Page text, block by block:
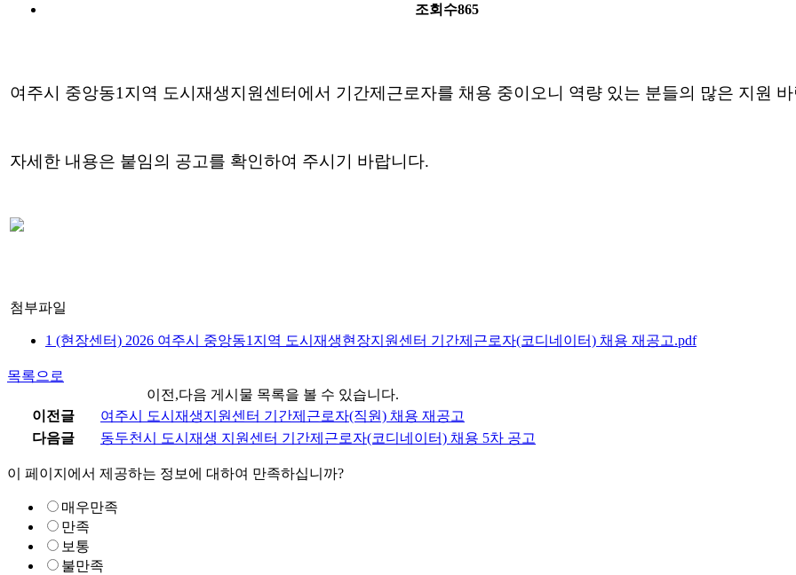
조회수865
여주시 중앙동1지역 도시재생지원센터에서 기간제근로자를 채용 중이오니 역량 있는 분들의 많은 지원
자세한 내용은 붙임의 공고를 확인하여 주시기 바랍니다.
첨부파일
1 (현장센터) 2026 여주시 중앙동1지역 도시재생현장지원센터 기간제근로자(코디네이터) 채용 재공고.pdf
목록으로
이전,다음 게시물 목록을 볼 수 있습니다.
이전글
여주시 도시재생지원센터 기간제근로자(직원) 채용 재공고
다음글
동두천시 도시재생 지원센터 기간제근로자(코디네이터) 채용 5차 공고
이 페이지에서 제공하는 정보에 대하여 만족하십니까?
매우만족
만족
보통
불만족